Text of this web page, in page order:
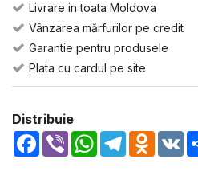
Livrare in toata Moldova
Vânzarea mărfurilor pe credit
Garantie pentru produsele
Plata cu cardul pe site
Distribuie
Facebook
Viber WhatsApp
Telegram